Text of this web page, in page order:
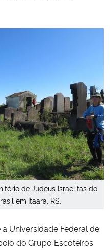
de Judeus Israelitas do
em Itaara, RS.
Universidade Federal de
do Grupo Escoteiros